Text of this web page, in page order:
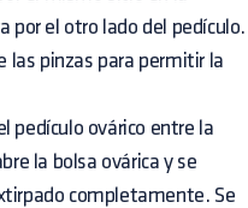
por el otro lado del pedículo.
las pinzas para permitir la
pedículo ovárico entre la
la bolsa ovárica y se
completamente. Se